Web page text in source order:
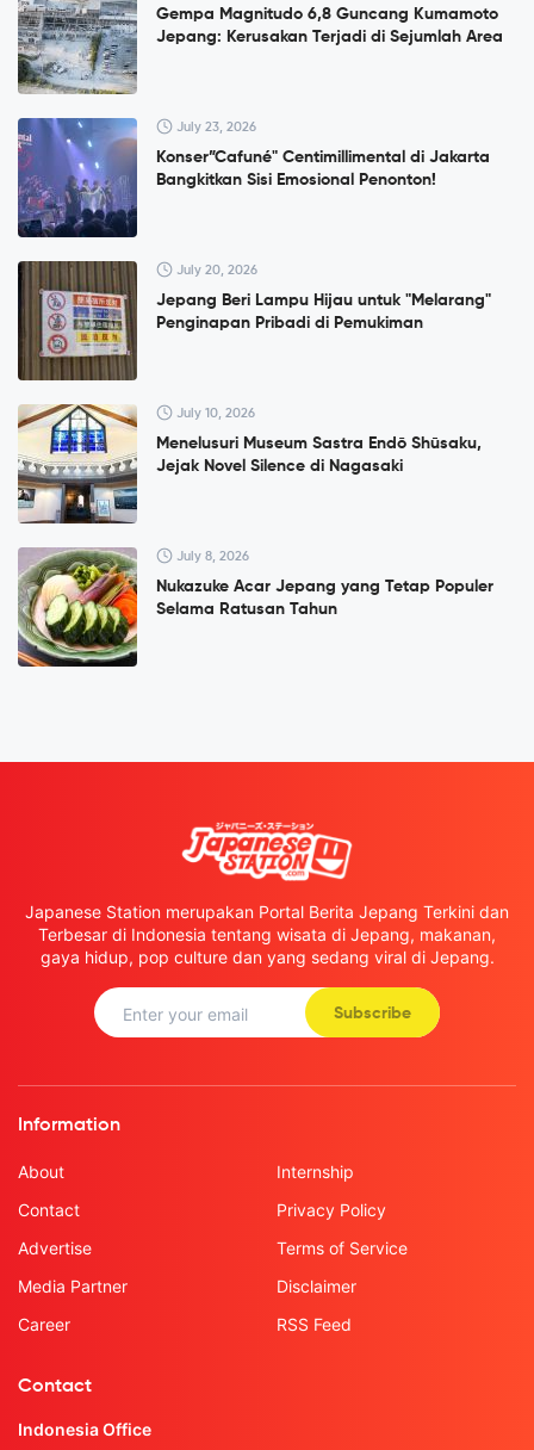
Gempa Magnitudo 6,8 Guncang Kumamoto
Jepang: Kerusakan Terjadi di Sejumlah Area
July 23, 2026
Konser”Cafuné" Centimillimental di Jakarta
Bangkitkan Sisi Emosional Penonton!
July 20, 2026
Jepang Beri Lampu Hijau untuk "Melarang"
Penginapan Pribadi di Pemukiman
July 10, 2026
Menelusuri Museum Sastra Endō Shūsaku,
Jejak Novel Silence di Nagasaki
July 8, 2026
Nukazuke Acar Jepang yang Tetap Populer
Selama Ratusan Tahun
Japanese Station merupakan Portal Berita Jepang Terkini dan
Terbesar di Indonesia tentang wisata di Jepang, makanan,
gaya hidup, pop culture dan yang sedang viral di Jepang.
Subscribe
Information
About
Contact
Advertise
Media Partner
Career
Internship
Privacy Policy
Terms of Service
Disclaimer
RSS Feed
Contact
Indonesia Office